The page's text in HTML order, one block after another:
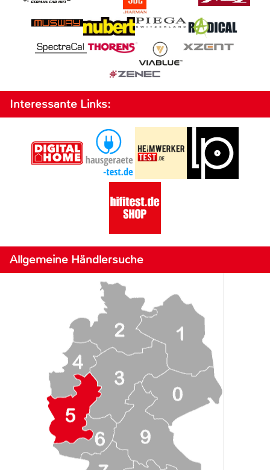
Interessante Links:
Allgemeine Händlersuche